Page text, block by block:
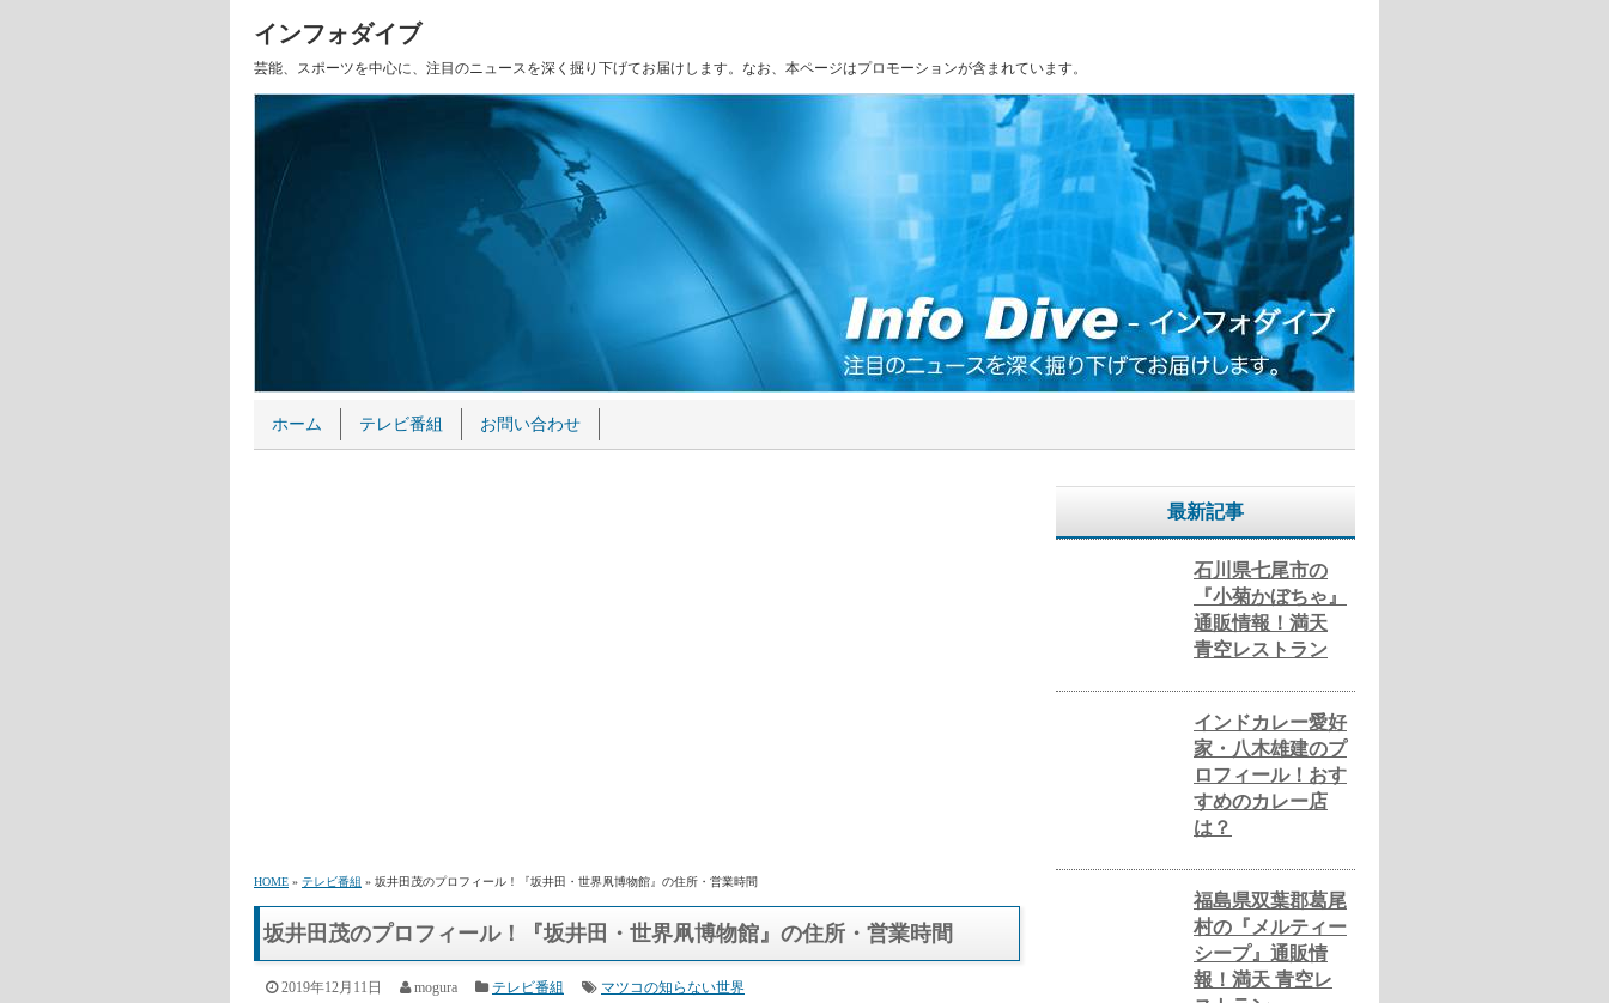
インフォダイブ
芸能、スポーツを中心に、注目のニュースを深く掘り下げてお届けします。なお、本ページはプロモーションが含まれています。
ホーム テレビ番組 お問い合わせ
HOME » テレビ番組 » 坂井田茂のプロフィール！『坂井田・世界凧博物館』の住所・営業時間
坂井田茂のプロフィール！『坂井田・世界凧博物館』の住所・営業時間
2019年12月11日 mogura テレビ番組 マツコの知らない世界
最新記事
石川県七尾市の
『小菊かぼちゃ』
通販情報！満天
青空レストラン
インドカレー愛好
家・八木雄建のプ
ロフィール！おす
すめのカレー店
は？
福島県双葉郡葛尾
村の『メルティー
シープ』通販情
報！満天 青空レ